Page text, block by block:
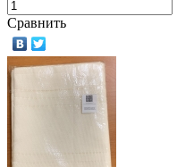
Сравнить